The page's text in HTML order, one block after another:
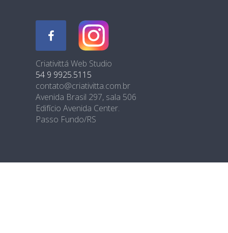
Criativittá Web Studio
54 9 9925.5115
contato@criativitta.com.br
Avenida Brasil 297, sala 506
Edifício Avenida Center.
Passo Fundo/RS